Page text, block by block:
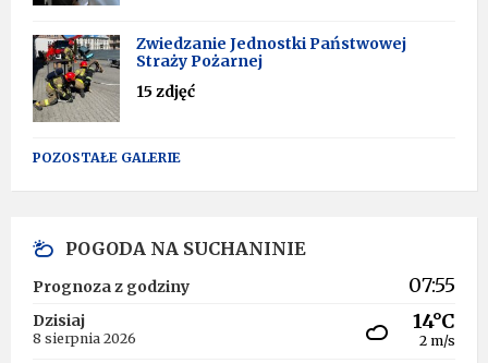
Zwiedzanie Jednostki Państwowej
Straży Pożarnej
15 zdjęć
POZOSTAŁE GALERIE
POGODA NA SUCHANINIE
Prognoza z godziny 07:55
Dzisiaj
8 sierpnia 2026
14°C
2 m/s